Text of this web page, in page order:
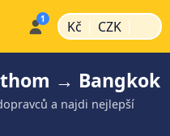
Kč | CZK |
→ Bangkok
a najdi nejlepší